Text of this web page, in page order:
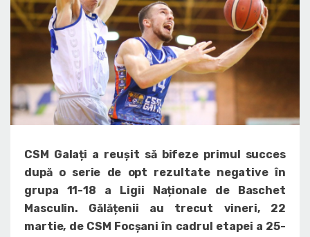
CSM Galați a reușit să bifeze primul succes
după o serie de opt rezultate negative în
grupa 11-18 a Ligii Naționale de Baschet
Masculin. Gălățenii au trecut vineri, 22
martie, de CSM Focșani în cadrul etapei a 25-